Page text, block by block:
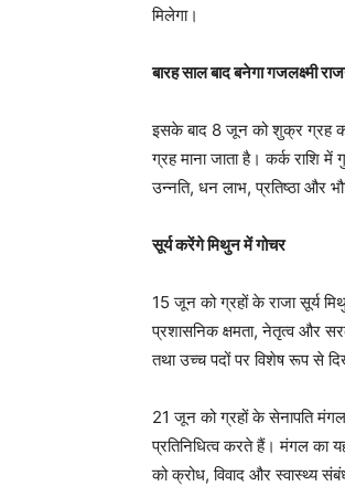
मिलेगा।
बारह साल बाद बनेगा गजलक्ष्मी
इसके बाद 8 जून को शुक्र ग्रह
ग्रह माना जाता है। कर्क राशि
उन्नति, धन लाभ, प्रतिष्ठा और
सूर्य करेंगे मिथुन में गोचर
15 जून को ग्रहों के राजा सूर्य
प्रशासनिक क्षमता, नेतृत्व और
तथा उच्च पदों पर विशेष रूप से
21 जून को ग्रहों के सेनापति
प्रतिनिधित्व करते हैं। मंगल का
को क्रोध, विवाद और स्वास्थ्य